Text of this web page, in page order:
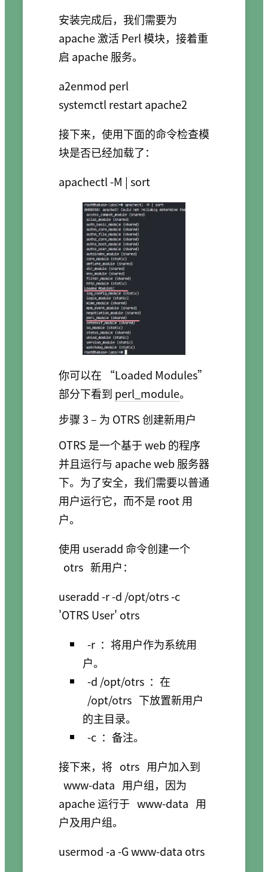
安装完成后，我们需要为
apache 激活 Perl 模块，接着重
启 apache 服务。
a2enmod perl
接下来，使用下面的命令检查模
块是否已经加载了：
你可以在 “Loaded Modules”
部分下看到 perl_module。
步骤 3 – 为 OTRS 创建新用户
OTRS 是一个基于 web 的程序
并且运行与 apache web 服务器
下。为了安全，我们需要以普通
用户运行它，而不是 root 用
户。
使用 useradd 命令创建一个
otrs 新用户：
useradd -r -d /opt/otrs -c
-r ：将用户作为系统用
户。
-d /opt/otrs ：在
/opt/otrs 下放置新用户
的主目录。
-c ：备注。
接下来，将 otrs 用户加入到
www-data 用户组，因为
apache 运行于 www-data 用
户及用户组。